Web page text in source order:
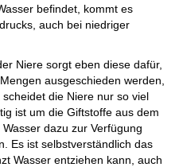
befindet, kommt es
auch bei niedriger
Niere sorgt eben diese dafür,
ausgeschieden werden,
die Niere nur so viel
ist um die Giftstoffe aus dem
dazu zur Verfügung
Es ist selbstverständlich das
Wasser entziehen kann, auch